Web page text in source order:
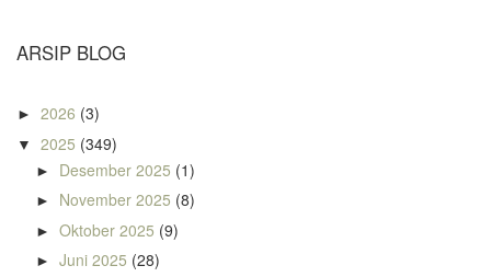
ARSIP BLOG
► 2026 (3)
▼ 2025 (349)
► Desember 2025 (1)
► November 2025 (8)
► Oktober 2025 (9)
► Juni 2025 (28)